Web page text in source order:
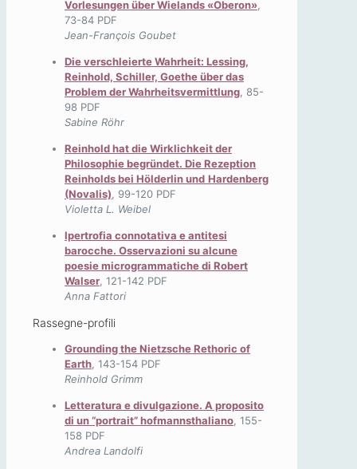
Vorlesungen über Wielands «Oberon»,
73-84 PDF
Jean-François Goubet
Die verschleierte Wahrheit: Lessing,
Reinhold, Schiller, Goethe über das
Problem der Wahrheitsvermittlung, 85-
98 PDF
Sabine Röhr
Reinhold hat die Wirklichkeit der
Philosophie begründet. Die Rezeption
Reinholds bei Hölderlin und Hardenberg
(Novalis), 99-120 PDF
Violetta L. Weibel
Ipertrofia connotativa e antitesi
barocche. Osservazioni su alcune
poesie microgrammatiche di Robert
Walser, 121-142 PDF
Anna Fattori
Rassegne-profili
Grounding the Nietzsche Rethoric of
Earth, 143-154 PDF
Reinhold Grimm
Letteratura e divulgazione. A proposito
di un “portrait” hofmannsthaliano, 155-
158 PDF
Andrea Landolfi